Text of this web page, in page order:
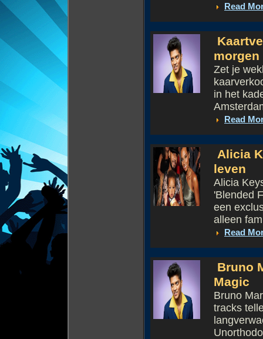
Read
morgen
Zet je
in het
Read
Alicia
leven
Alicia
'Blended
een
alleen
Read
Bruno
Magic
Bruno
tracks